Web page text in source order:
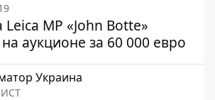
MP «John Botte»
аукционе за 60 000 евро
Украина